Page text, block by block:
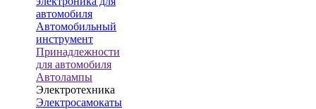
автомобиля
Автомобильный
инструмент
Принадлежности
для автомобиля
Автолампы
Электротехника
Электросамокаты